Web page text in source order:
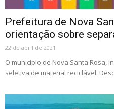
Prefeitura de Nova
orientação sobre
22 de abril de 2021
O município de Nova Santa Rosa,
seletiva de material reciclável.